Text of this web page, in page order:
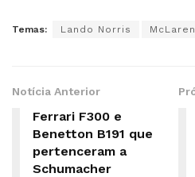
Temas: Lando Norris McLaren
Notícia Anterior
Ferrari F300 e
Benetton B191 que
pertenceram a
Schumacher